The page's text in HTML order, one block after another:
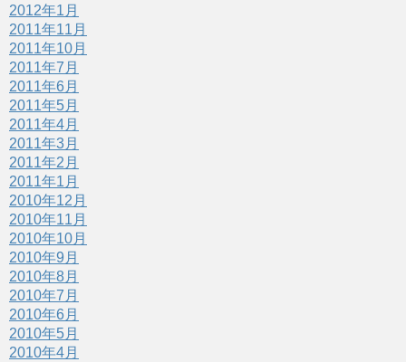
2012年1月
2011年11月
2011年10月
2011年7月
2011年6月
2011年5月
2011年4月
2011年3月
2011年2月
2011年1月
2010年12月
2010年11月
2010年10月
2010年9月
2010年8月
2010年7月
2010年6月
2010年5月
2010年4月